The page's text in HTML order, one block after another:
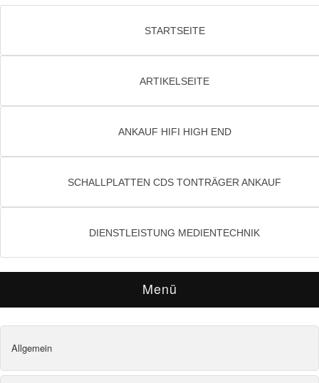
STARTSEITE
ARTIKELSEITE
ANKAUF HIFI HIGH END
SCHALLPLATTEN CDS TONTRÄGER ANKAUF
DIENSTLEISTUNG MEDIENTECHNIK
Menü
Allgemein